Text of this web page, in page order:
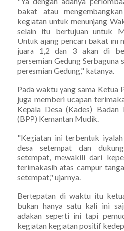
bakat atau
kegiatan untuk menunjang
selain itu bertujuan untuk
Untuk ajang pencari bakat ini
juara 1,2 dan 3 akan di
persemian Gedung
peresmian Gedung," katanya.
Pada waktu yang sama Ketua
juga memberi ucapan
Kepala Desa (Kades), Badan
(BPP) Kemantan Mudik.
"Kegiatan ini terbentuk
desa setempat dan
setempat, mewakili dari
terimakasih atas campur
setempat," ujarnya.
Bertepatan di waktu itu
bukan hanya satu kali ini
adakan seperti ini tapi
kegiatan kegiatan positif